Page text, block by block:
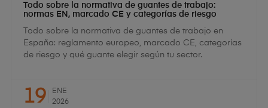
Todo sobre la normativa de guantes de trabajo:
normas EN, marcado CE y categorías de riesgo
Todo sobre la normativa de guantes de trabajo en
España: reglamento europeo, marcado CE, categorías
de riesgo y qué guante elegir según tu sector.
19
ENE
2026